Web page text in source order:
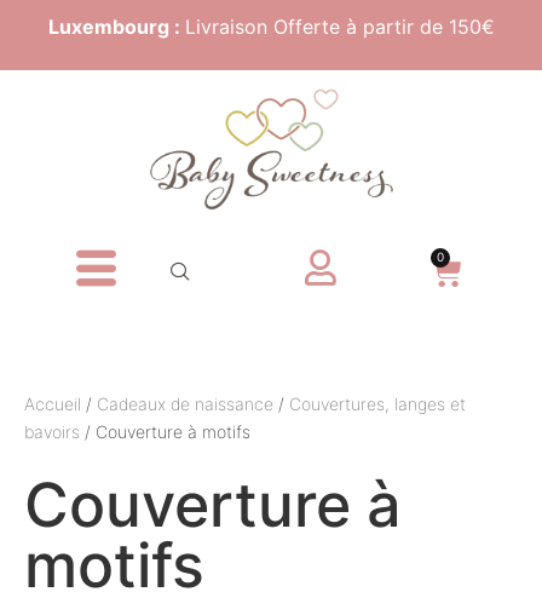
Luxembourg : Livraison Offerte à partir de 150€
0
Accueil / Cadeaux de naissance / Couvertures, langes et
bavoirs / Couverture à motifs
Couverture à
motifs